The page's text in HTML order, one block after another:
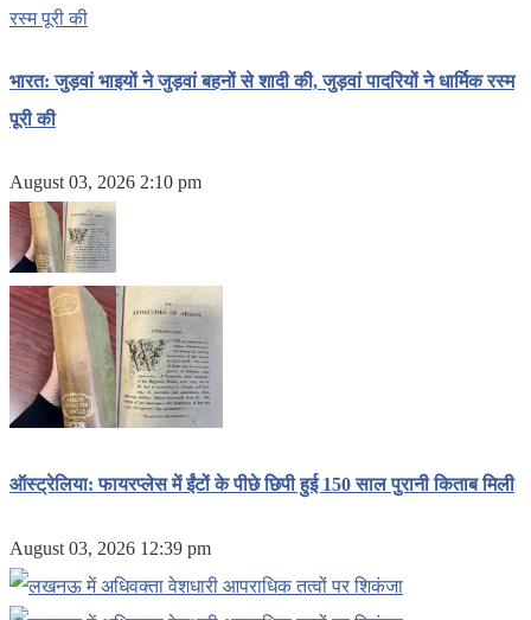
भारत: जुड़वां भाइयों ने जुड़वां बहनों से शादी की, जुड़वां पादरियों ने धार्मिक रस्म
पूरी की
August 03, 2026 2:10 pm
ऑस्ट्रेलिया: फायरप्लेस में ईंटों के पीछे छिपी हुई 150 साल पुरानी किताब मिली
August 03, 2026 12:39 pm